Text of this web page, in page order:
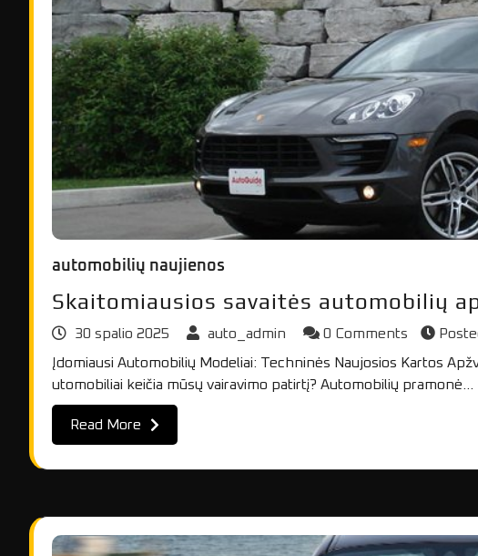
automobilių naujienos
Skaitomiausios savaitės automobilių
30 spalio 2025 auto_admin 0 Comments
Įdomiausi Automobilių Modeliai: Techninės Naujosios Kartos
utomobiliai keičia mūsų vairavimo patirtį? Automobilių pramonė…
Read More